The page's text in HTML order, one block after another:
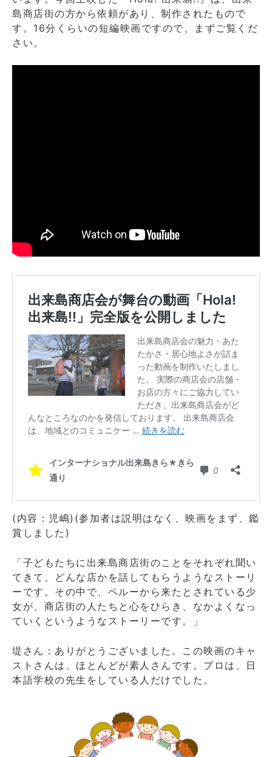
島商店街の方から依頼があり、制作されたもので
す。16分くらいの短編映画ですので、まずご覧くだ
さい。
(内容：児嶋)(参加者は説明はなく、映画をまず、鑑
賞しました)
「子どもたちに出来島商店街のことをそれぞれ聞い
てきて、どんな店かを話してもらうようなストーリ
ーです。その中で、ペルーから来たとされている少
女が、商店街の人たちと心をひらき、なかよくなっ
ていくというようなストーリーです。」
堤さん：ありがとうございました。この映画のキャ
ストさんは、ほとんどが素人さんです。プロは、日
本語学校の先生をしている人だけでした。